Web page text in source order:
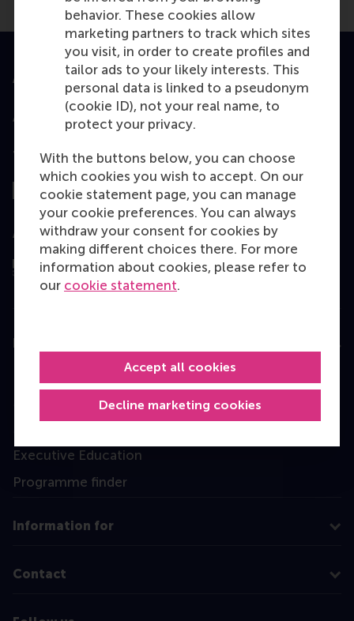
behavior. These cookies allow
marketing partners to track which sites
you visit, in order to create profiles and
tailor ads to your likely interests. This
personal data is linked to a pseudonym
(cookie ID), not your real name, to
protect your privacy.
With the buttons below, you can choose
which cookies you wish to accept. On our
cookie statement page, you can manage
your cookie preferences. You can always
withdraw your consent for cookies by
making different choices there. For more
information about cookies, please refer to
our cookie statement.
Decline marketing cookies
Accept all cookies
Accredited by
Top ranked
Assessed by
Education
Executive Education
Programme finder
Information for
Contact